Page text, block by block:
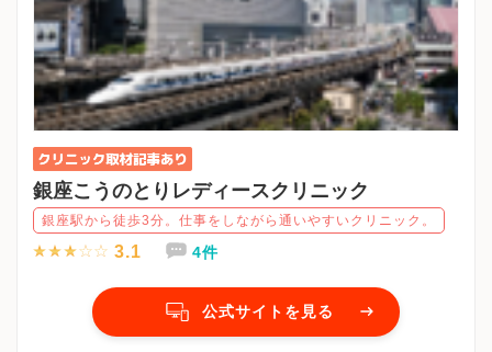
銀座こうのとりレディースクリニック
銀座駅から徒歩3分。仕事をしながら通いやすいクリニック。
3.1 4件
公式サイトを見る